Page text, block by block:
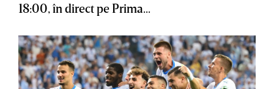
18:00, în direct pe Prima...